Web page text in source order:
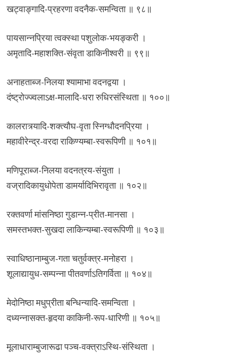
खट्वाङ्गादि-प्रहरणा वदनैक-समन्विता ॥ ९८॥
पायसान्नप्रिया त्वक्स्था पशुलोक-भयङ्करी ।
अमृतादि-महाशक्ति-संवृता डाकिनीश्वरी ॥ ९९॥
अनाहताब्ज-निलया श्यामाभा वदनद्वया ।
दंष्ट्रोज्ज्वलाऽक्ष-मालादि-धरा रुधिरसंस्थिता ॥ १००॥
कालरात्र्यादि-शक्त्यौघ-वृता स्निग्धौदनप्रिया ।
महावीरेन्द्र-वरदा राकिण्यम्बा-स्वरूपिणी ॥ १०१॥
मणिपूराब्ज-निलया वदनत्रय-संयुता ।
वज्रादिकायुधोपेता डामर्यादिभिरावृता ॥ १०२॥
रक्तवर्णा मांसनिष्ठा गुडान्न-प्रीत-मानसा ।
समस्तभक्त-सुखदा लाकिन्यम्बा-स्वरूपिणी ॥ १०३॥
स्वाधिष्ठानाम्बुज-गता चतुर्वक्त्र-मनोहरा ।
शूलाद्यायुध-सम्पन्ना पीतवर्णाऽतिगर्विता ॥ १०४॥
मेदोनिष्ठा मधुप्रीता बन्धिन्यादि-समन्विता ।
दध्यन्नासक्त-हृदया काकिनी-रूप-धारिणी ॥ १०५॥
मूलाधाराम्बुजारूढा पञ्च-वक्त्राऽस्थि-संस्थिता ।